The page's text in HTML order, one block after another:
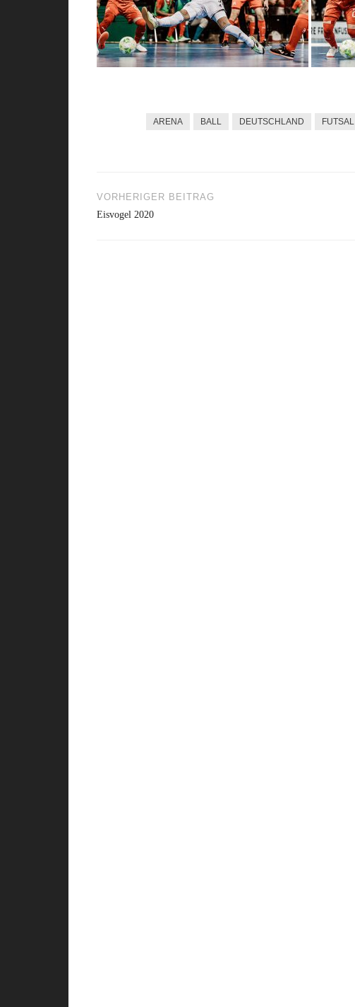
ARENA BALL DEUTSCHLAND FUTSAL
Beitragsnavigation
VORHERIGER BEITRAG
Eisvogel 2020